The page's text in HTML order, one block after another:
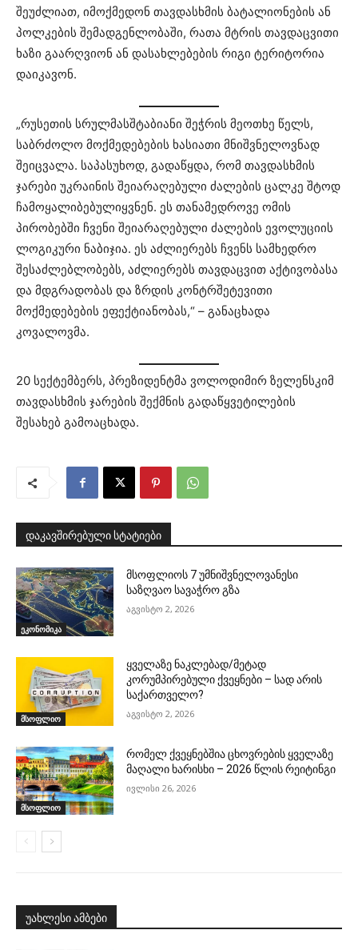
შეუძლიათ, იმოქმედონ თავდასხმის ბატალიონების ან
პოლკების შემადგენლობაში, რათა მტრის თავდაცვითი
ხაზი გაარღვიონ ან დასახლებების რიგი ტერიტორია
დაიკავონ.
„რუსეთის სრულმასშტაბიანი შეჭრის მეოთხე წელს,
საბრძოლო მოქმედებების ხასიათი მნიშვნელოვნად
შეიცვალა. საპასუხოდ, გადაწყდა, რომ თავდასხმის
ჯარები უკრაინის შეიარაღებული ძალების ცალკე შტოდ
ჩამოყალიბებულიყვნენ. ეს თანამედროვე ომის
პირობებში ჩვენი შეიარაღებული ძალების ევოლუციის
ლოგიკური ნაბიჯია. ეს აძლიერებს ჩვენს სამხედრო
შესაძლებლობებს, აძლიერებს თავდაცვით აქტივობასა
და მდგრადობას და ზრდის კონტრშეტევითი
მოქმედებების ეფექტიანობას,“ – განაცხადა
კოვალოვმა.
20 სექტემბერს, პრეზიდენტმა ვოლოდიმირ ზელენსკიმ
თავდასხმის ჯარების შექმნის გადაწყვეტილების
შესახებ გამოაცხადა.
დაკავშირებული სტატიები
ეკონომიკა
მსოფლიოს 7 უმნიშვნელოვანესი
საზღვაო სავაჭრო გზა
აგვისტო 2, 2026
მსოფლიო
ყველაზე ნაკლებად/მეტად
კორუმპირებული ქვეყნები – სად არის
საქართველო?
აგვისტო 2, 2026
მსოფლიო
რომელ ქვეყნებშია ცხოვრების ყველაზე
მაღალი ხარისხი – 2026 წლის რეიტინგი
ივლისი 26, 2026
უახლესი ამბები